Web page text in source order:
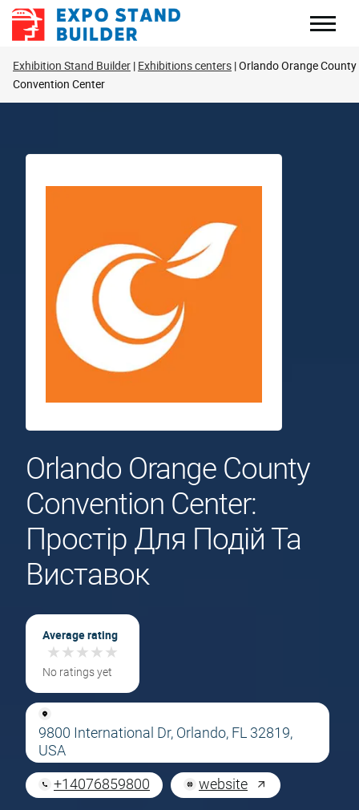
Перейти
Exhibition Stand Builder Exhibitions centers Orlando Orange County
Convention Center
Orlando Orange County
Convention Center:
Простір Для Подій Та
Виставок
Average rating
★★★★★
★★★★★
No ratings yet
9800 International Dr, Orlando, FL 32819,
USA
+14076859800
website